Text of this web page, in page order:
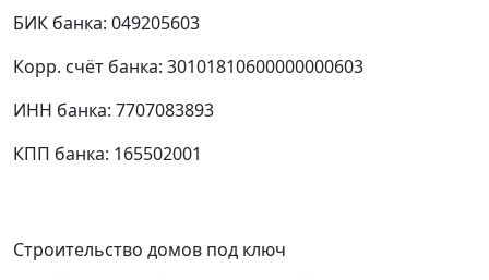
БИК банка: 049205603
Корр. счёт банка: 30101810600000000603
ИНН банка: 7707083893
КПП банка: 165502001
Строительство домов под ключ